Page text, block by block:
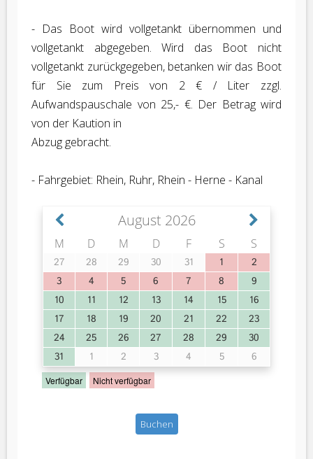
- Das Boot wird vollgetankt übernommen und
vollgetankt abgegeben. Wird das Boot nicht
vollgetankt zurückgegeben, betanken wir das Boot
für Sie zum Preis von 2 € / Liter zzgl.
Aufwandspauschale von 25,- €. Der Betrag wird
von der Kaution in
Abzug gebracht.
- Fahrgebiet: Rhein, Ruhr, Rhein - Herne - Kanal
Buchen